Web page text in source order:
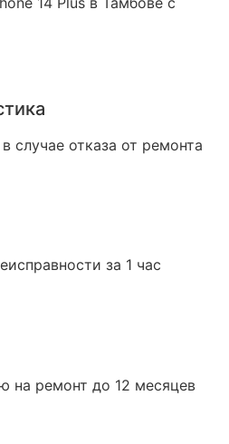
случае отказа от ремонта
за 1 час
на ремонт до 12 месяцев